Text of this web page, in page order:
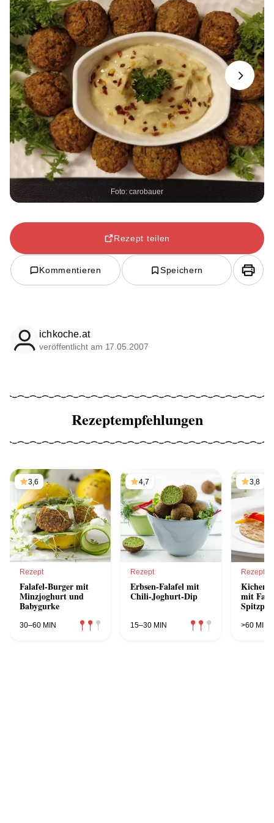
Foto: carobauer
Next
Rezept teilen
Kommentieren Speichern
ichkoche.at
veröffentlicht am 17.05.2007
Rezeptempfehlungen
3,6
Rezept
Falafel-Burger mit
Minzjoghurt und
Babygurke
30–60 MIN
4,7
Rezept
Erbsen-Falafel mit
Chili-Joghurt-Dip
15–30 MIN
3,8
Rezept
mit
>60 MIN